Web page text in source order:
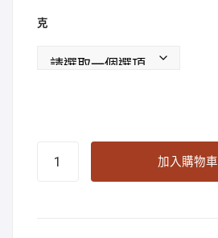
克
加入購物車